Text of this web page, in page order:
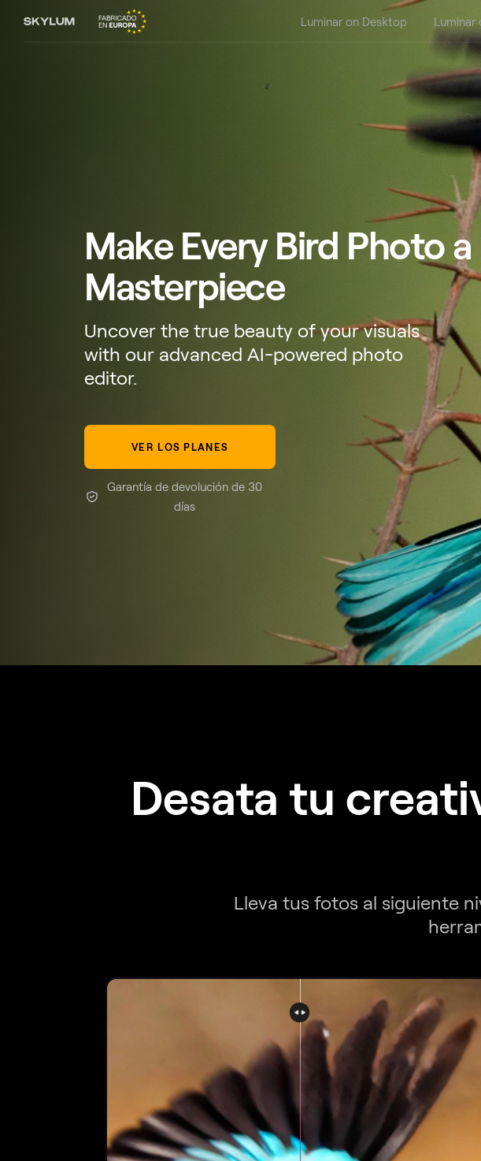
Luminar on Desktop Luminar
Make Every Bird Photo a
Masterpiece
Uncover the true beauty of your visuals
with our advanced AI-powered photo
editor.
VER LOS PLANES
Garantía de devolución de 30
días
Desata tu
Lleva tus fotos al siguiente